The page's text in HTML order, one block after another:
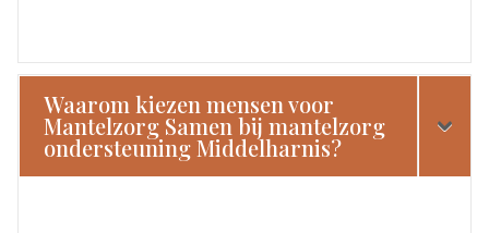
Waarom kiezen mensen voor
Mantelzorg Samen bij mantelzorg
ondersteuning Middelharnis?